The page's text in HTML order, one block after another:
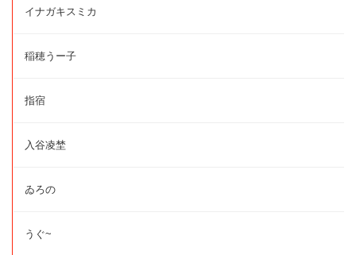
イナガキスミカ
稲穂うー子
指宿
入谷凌埜
ゐろの
うぐ~